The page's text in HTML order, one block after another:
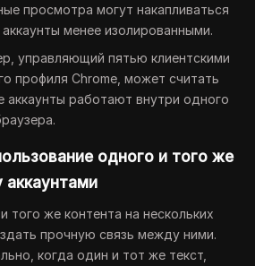
просмотра могут накапливаться
менее изолированными.
управляющий пятью клиентскими
профиля Chrome, может считать
аккаунты работают внутри одного
одного и того же
того же контента на нескольких
прочную связь между ними.
когда один и тот же текст,